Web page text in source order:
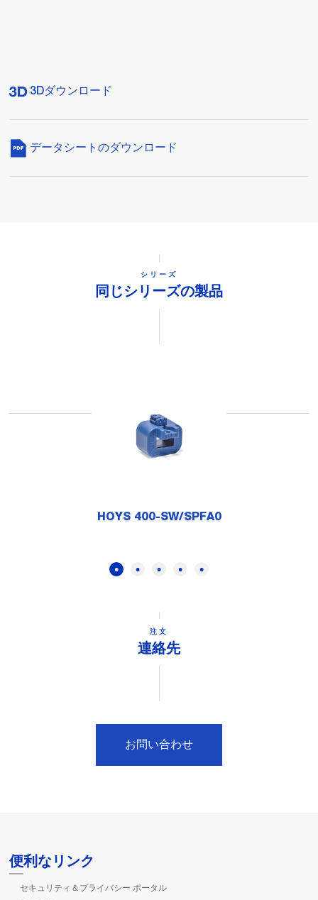
3Dダウンロード
データシートのダウンロード
シリーズ
同じシリーズの製品
HOYS 400-SW/SPFA0
注文
連絡先
お問い合わせ
便利なリンク
セキュリティ＆プライバシー ポータル